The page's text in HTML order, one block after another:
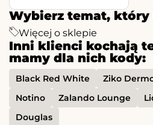
Wybierz temat, który
Więcej o sklepie
Inni klienci kochają
mamy dla nich kody:
Black Red White Ziko
Notino
Zalando Lounge
Douglas